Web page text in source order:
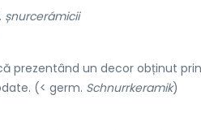
șnurcerámicii
prezentând un decor obținut
(< germ. Schnurrkeramik)